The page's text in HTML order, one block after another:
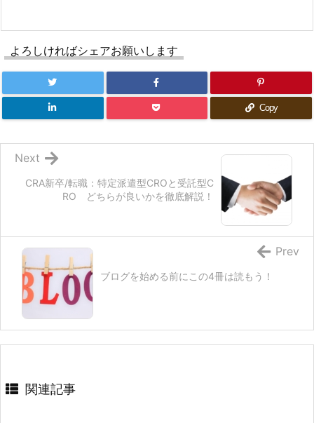
よろしければシェアお願いします
Copy
CRA新卒/転職：特定派遣型CROと受託型C
RO どちらが良いかを徹底解説！
Next
ブログを始める前にこの4冊は読もう！
Prev
関連記事